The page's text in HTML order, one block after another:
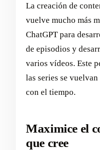
La creación de
vuelve mucho más
ChatGPT para
de episodios y
varios vídeos. Este
las series se
con el tiempo.
Maximice el
que cree